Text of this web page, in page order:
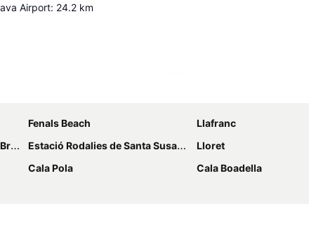
Airport: 24.2 km
Fenals Beach
Llafranc
Estació Rodalies de Santa Susanna
Lloret
Cala Pola
Cala Boadella